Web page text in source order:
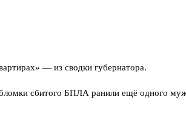
— из сводки губернатора.
сбитого БПЛА ранили ещё одного